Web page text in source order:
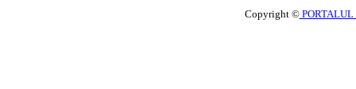
Copyright ©PORTALUL